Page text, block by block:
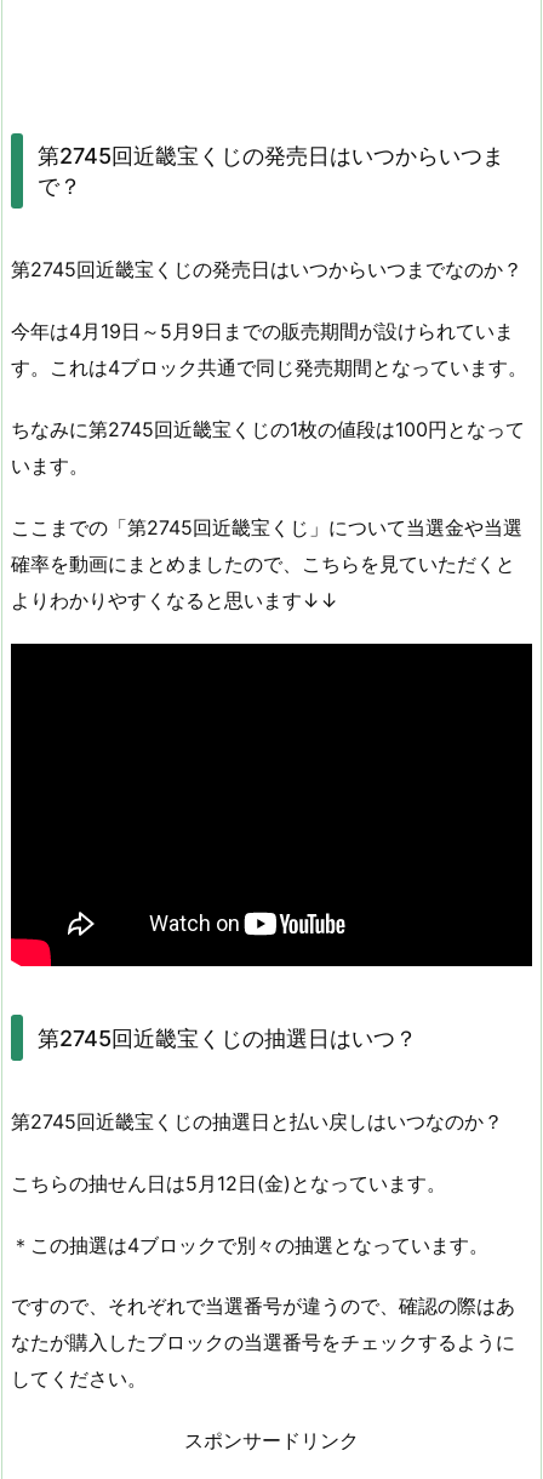
第2745回近畿宝くじの発売日はいつからいつま
で？
第2745回近畿宝くじの発売日はいつからいつまでなのか？
今年は4月19日～5月9日までの販売期間が設けられていま
す。これは4ブロック共通で同じ発売期間となっています。
ちなみに第2745回近畿宝くじの1枚の値段は100円となって
います。
ここまでの「第2745回近畿宝くじ」について当選金や当選
確率を動画にまとめましたので、こちらを見ていただくと
よりわかりやすくなると思います↓↓
第2745回近畿宝くじの抽選日はいつ？
第2745回近畿宝くじの抽選日と払い戻しはいつなのか？
こちらの抽せん日は5月12日(金)となっています。
＊この抽選は4ブロックで別々の抽選となっています。
ですので、それぞれで当選番号が違うので、確認の際はあ
なたが購入したブロックの当選番号をチェックするように
してください。
スポンサードリンク